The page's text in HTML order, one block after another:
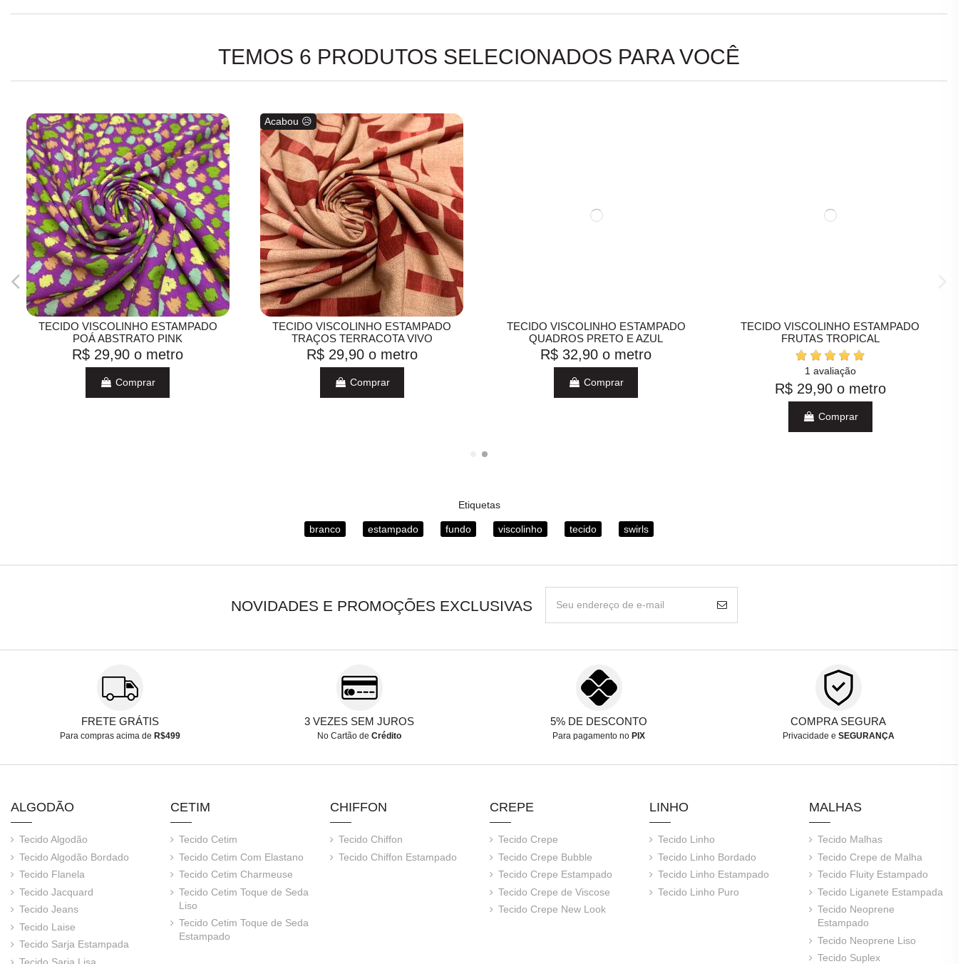
TEMOS 6 PRODUTOS SELECIONADOS PARA VOCÊ
TECIDO VISCOLINHO ESTAMPADO
POÁ ABSTRATO PINK
R$ 29,90 o metro
Comprar
Acabou 😥
TECIDO VISCOLINHO ESTAMPADO
TRAÇOS TERRACOTA VIVO
R$ 29,90 o metro
Comprar
TECIDO VISCOLINHO ESTAMPADO
QUADROS PRETO E AZUL
R$ 32,90 o metro
Comprar
TECIDO VISCOLINHO ESTAMPADO
FRUTAS TROPICAL
1 avaliação
R$ 29,90 o metro
Comprar
Etiquetas
branco estampado fundo viscolinho tecido swirls
NOVIDADES E PROMOÇÕES EXCLUSIVAS
FRETE GRÁTIS
Para compras acima de R$499
3 VEZES SEM JUROS
No Cartão de Crédito
5% DE DESCONTO
Para pagamento no PIX
COMPRA SEGURA
Privacidade e SEGURANÇA
ALGODÃO
Tecido Algodão
Tecido Algodão Bordado
Tecido Flanela
Tecido Jacquard
Tecido Jeans
Tecido Laise
Tecido Sarja Estampada
CETIM
Tecido Cetim
Tecido Cetim Com Elastano
Tecido Cetim Charmeuse
Tecido Cetim Toque de Seda
Liso
Tecido Cetim Toque de Seda
Estampado
CHIFFON
Tecido Chiffon
Tecido Chiffon Estampado
CREPE
Tecido Crepe
Tecido Crepe Bubble
Tecido Crepe Estampado
Tecido Crepe de Viscose
Tecido Crepe New Look
LINHO
Tecido Linho
Tecido Linho Bordado
Tecido Linho Estampado
Tecido Linho Puro
MALHAS
Tecido Malhas
Tecido Crepe de Malha
Tecido Fluity Estampado
Tecido Liganete Estampada
Tecido Neoprene
Estampado
Tecido Neoprene Liso
Tecido Suplex